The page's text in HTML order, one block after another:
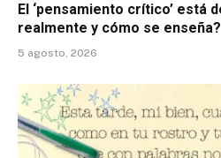
El ‘pensamiento crítico’ está
realmente y cómo se enseña?
5 agosto, 2026